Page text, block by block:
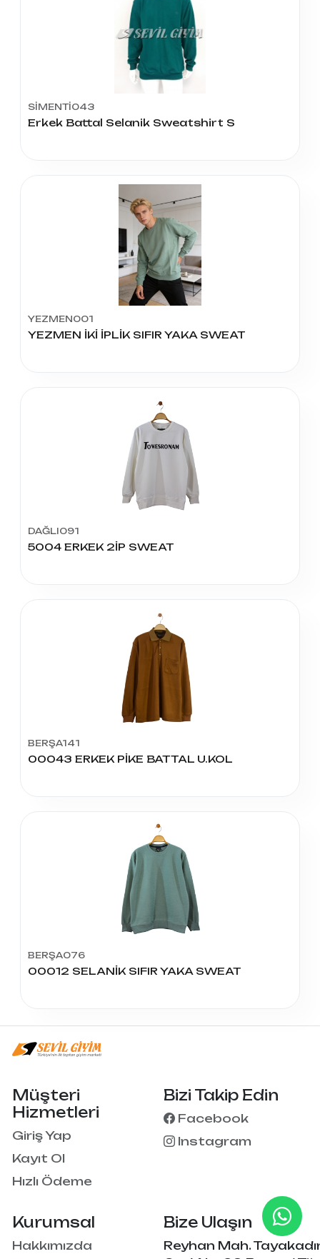
SİMENTİ043
Erkek Battal Selanik Sweatshirt S
YEZMEN001
YEZMEN İKİ İPLİK SIFIR YAKA SWEAT
DAĞLI091
5004 ERKEK 2İP SWEAT
BERŞA141
00043 ERKEK PİKE BATTAL U.KOL
BERŞA076
00012 SELANİK SIFIR YAKA SWEAT
Kurumsal
Hakkımızda
Müşteri
Hizmetleri
Giriş Yap
Kayıt Ol
Hızlı Ödeme
Bizi Takip Edin
Facebook
Instagram
Bize Ulaşın
Reyhan Mah.